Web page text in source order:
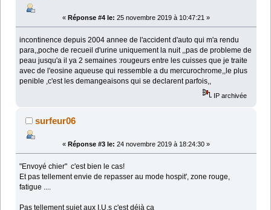
« Réponse #4 le: 25 novembre 2019 à 10:47:21 »
incontinence depuis 2004 annee de l'accident d'auto qui m'a rendu
para,,poche de recueil d'urine uniquement la nuit ,,pas de probleme de
peau jusqu'a il ya 2 semaines :rougeurs entre les cuisses que je traite
avec de l'eosine aqueuse qui ressemble a du mercurochrome,,le plus
penible ,c'est les demangeaisons qui se declarent parfois,,
IP archivée
surfeur06
« Réponse #3 le: 24 novembre 2019 à 18:24:30 »
"Envoyé chier" c'est bien le cas!
Et pas tellement envie de repasser au mode hospit', zone rouge,
fatigue ....
Pas tellement sujet aux I.U.s c'est déjà ça